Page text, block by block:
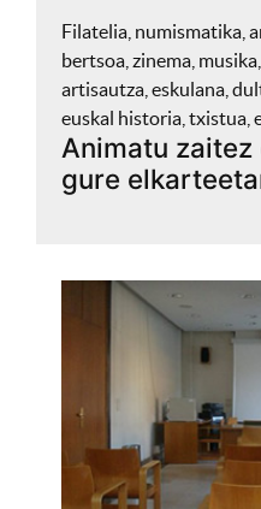
Filatelia, numismatika,
bertsoa, zinema,
artisautza, eskulana,
euskal historia, txistua,
Animatu
gure